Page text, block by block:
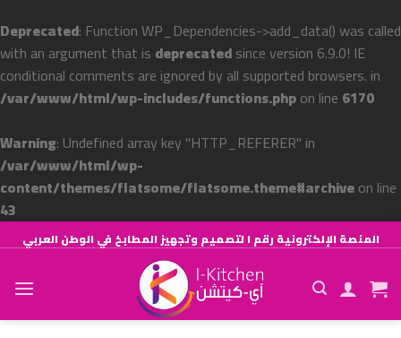
Deprecated: Function WP_Dependencies->add_data() was called
with an argument that is deprecatedsince version 6.9.0! IE
conditional comments are ignored by all supported browsers. in
/var/www/html/wp-includes/functions.phpon line 6170
Warning: Undefined array key "HTTP_REFERER" in
/var/www/html/wp-
content/themes/flatsome/flatsome.theme#archiveon line
43
to
content
المنصة الإلكترونية رقم ١ لتصميم وتجهيز المطابخ في الوطن العربي